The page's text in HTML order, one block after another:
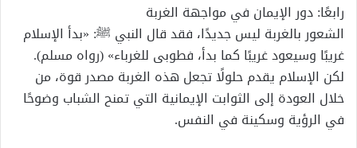
رابعًا: دور الإيمان في مواجهة الغربة
الشعور بالغربة ليس جديدًا، فقد قال النبي ﷺ: «بدأ الإسلام
غريبًا وسيعود غريبًا كما بدأ، فطوبى للغرباء» (رواه مسلم).
لكن الإسلام يقدم حلولًا تجعل هذه الغربة مصدر قوة، من
خلال العودة إلى الثوابت الإيمانية التي تمنح الشباب وضوحًا
في الرؤية وسكينة في النفس.